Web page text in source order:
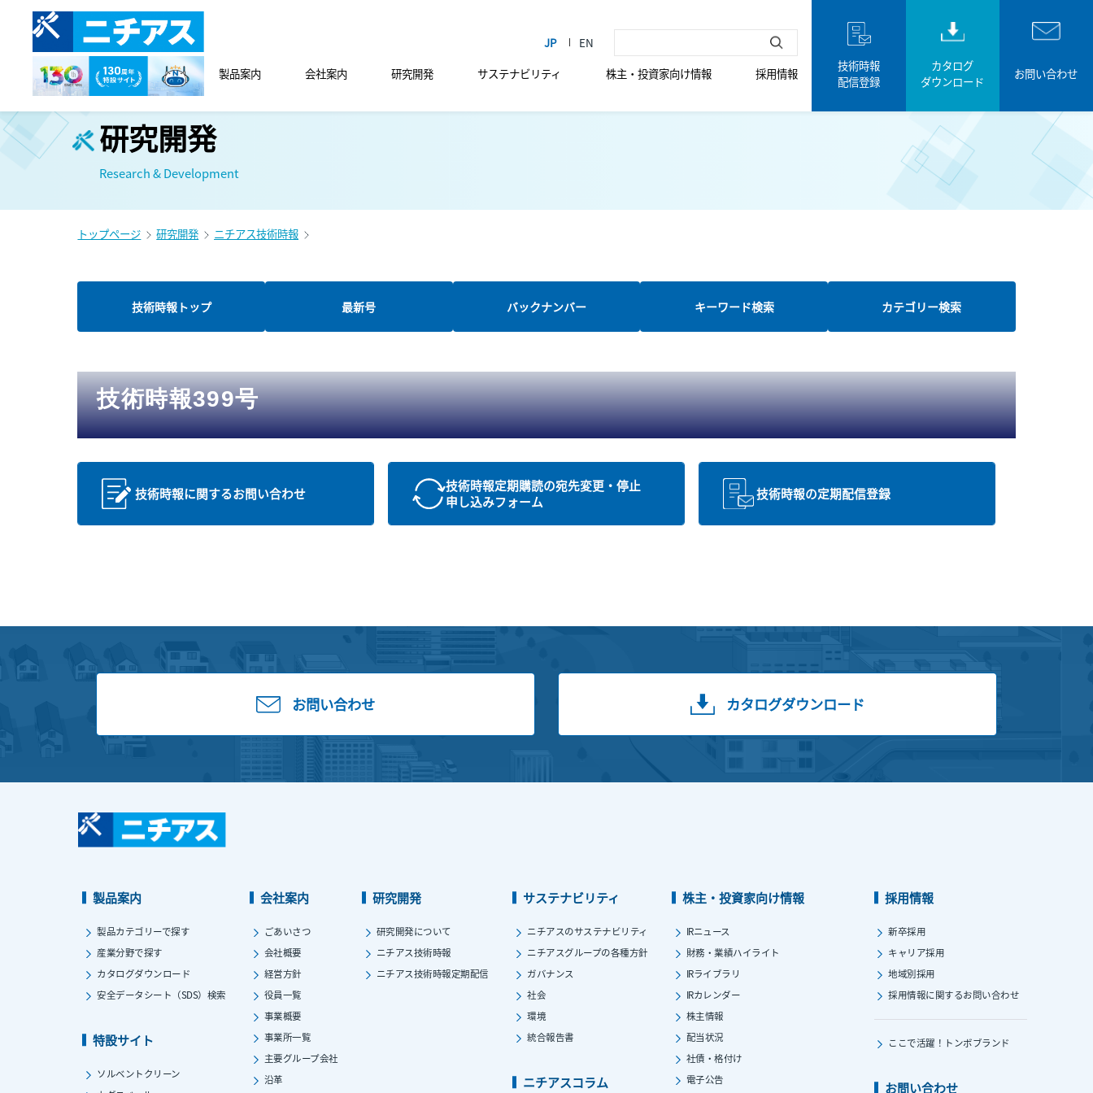
製品案内 会社案内 研究開発 サステナビリティ 株主・投資家向け情報 採用情報
技術時報
配信登録
カタログ
ダウンロード
お問い合わせ
研究開発
Research & Development
トップページ 研究開発 ニチアス技術時報
技術時報トップ 最新号 バックナンバー キーワード検索 カテゴリー検索
技術時報399号
技術時報に関するお問い合わせ
技術時報定期購読の宛先変更・停止
申し込みフォーム
技術時報の定期配信登録
お問い合わせ カタログダウンロード
製品案内
製品カテゴリーで探す
産業分野で探す
カタログダウンロード
安全データシート（SDS）検索
特設サイト
ソルベントクリーン
会社案内
ごあいさつ
会社概要
経営方針
役員一覧
事業概要
事業所一覧
主要グループ会社
沿革
研究開発
研究開発について
ニチアス技術時報
ニチアス技術時報定期配信
サステナビリティ
ニチアスのサステナビリティ
ニチアスグループの各種方針
ガバナンス
社会
環境
統合報告書
ニチアスコラム
株主・投資家向け情報
IRニュース
財務・業績ハイライト
IRライブラリ
IRカレンダー
株主情報
配当状況
社債・格付け
電子公告
採用情報
新卒採用
キャリア採用
地域別採用
採用情報に関するお問い合わせ
ここで活躍！ トンボブランド
お問い合わせ